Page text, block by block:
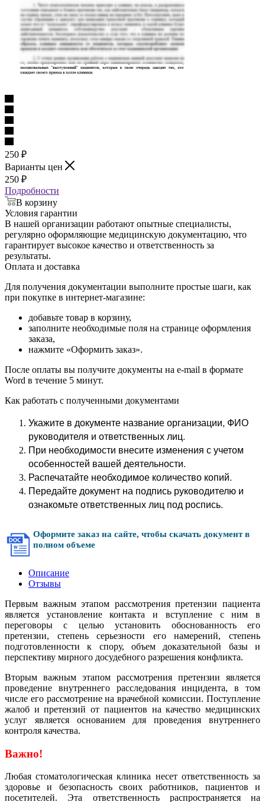
250 ₽
Варианты цен
250 ₽
Подробности
В корзину
Условия гарантии
В нашей организации работают опытные специалисты,
регулярно оформляющие медицинскую документацию, что
гарантирует высокое качество и ответственность за
результаты.
Оплата и доставка
Для получения документации выполните простые шаги, как
при покупке в интернет-магазине:
добавьте товар в корзину,
заполните необходимые поля на странице оформления
заказа,
нажмите «Оформить заказ».
После оплаты вы получите документы на e-mail в формате
Word в течение 5 минут.
Как работать с полученными документами
Укажите в документе название организации, ФИО
руководителя и ответственных лиц.
При необходимости внесите изменения с учетом
особенностей вашей деятельности.
Распечатайте необходимое количество копий.
Передайте документ на подпись руководителю и
ознакомьте ответственных лиц под роспись.
Оформите заказ на сайте, чтобы скачать документ в
полном объеме
Описание
Отзывы
Первым важным этапом рассмотрения претензии пациента
является установление контакта и вступление с ним в
переговоры с целью установить обоснованность его
претензии, степень серьезности его намерений, степень
подготовленности к спору, объем доказательной базы и
перспективу мирного досудебного разрешения конфликта.
Вторым важным этапом рассмотрения претензии является
проведение внутреннего расследования инцидента, в том
числе его рассмотрение на врачебной комиссии. Поступление
жалоб и претензий от пациентов на качество медицинских
услуг является основанием для проведения внутреннего
контроля качества.
Важно!
Любая стоматологическая клиника несет ответственность за
здоровье и безопасность своих работников, пациентов и
посетителей. Эта ответственность распространяется на